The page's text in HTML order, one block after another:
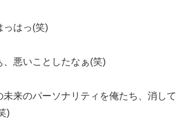
っはっ(笑)
、悪いことしたなぁ(笑)
未来のパーソナリティを俺たち、消して
)